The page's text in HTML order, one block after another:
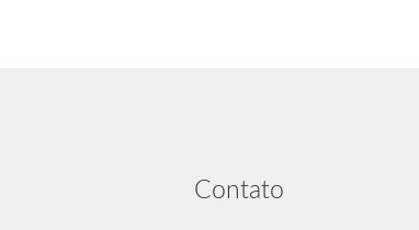
Contato